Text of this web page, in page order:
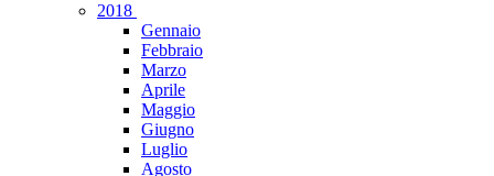
2018
Gennaio
Febbraio
Marzo
Aprile
Maggio
Giugno
Luglio
Agosto